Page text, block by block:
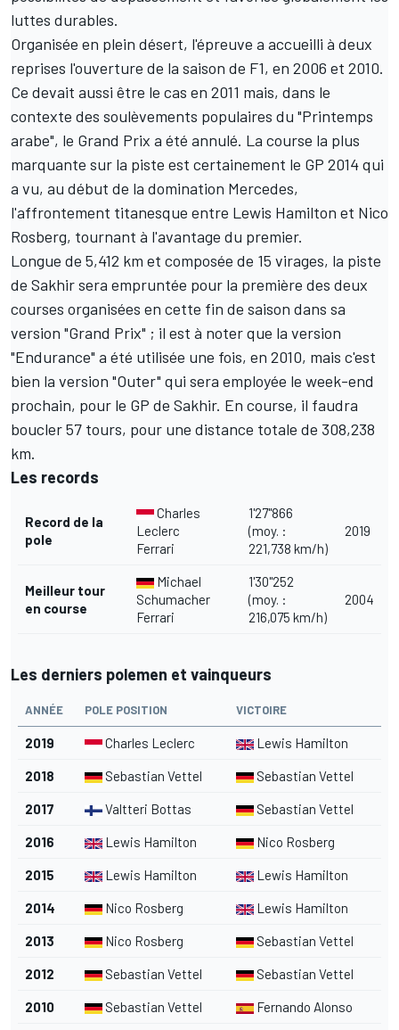
luttes durables.
Organisée en plein désert, l'épreuve a accueilli à deux
reprises l'ouverture de la saison de F1, en 2006 et 2010.
Ce devait aussi être le cas en 2011 mais, dans le
contexte des soulèvements populaires du "Printemps
arabe", le Grand Prix a été annulé. La course la plus
marquante sur la piste est certainement le GP 2014 qui
a vu, au début de la domination Mercedes,
l'affrontement titanesque entre Lewis Hamilton et Nico
Rosberg, tournant à l'avantage du premier.
Longue de 5,412 km et composée de 15 virages, la piste
de Sakhir sera empruntée pour la première des deux
courses organisées en cette fin de saison dans sa
version "Grand Prix" ; il est à noter que la version
"Endurance" a été utilisée une fois, en 2010, mais c'est
bien la version "Outer" qui sera employée le week-end
prochain, pour le GP de Sakhir. En course, il faudra
boucler 57 tours, pour une distance totale de 308,238
km.
Les records
Record de la
pole
Charles
Leclerc
Ferrari
1'27"866
(moy. :
221,738 km/h)
2019
Meilleur tour
en course
Michael
Schumacher
Ferrari
1'30"252
(moy. :
216,075 km/h)
2004
Les derniers polemen et vainqueurs
ANNÉE POLE POSITION VICTOIRE
2019 Charles Leclerc Lewis Hamilton
2018 Sebastian Vettel Sebastian Vettel
2017 Valtteri Bottas Sebastian Vettel
2016 Lewis Hamilton Nico Rosberg
2015 Lewis Hamilton Lewis Hamilton
2014 Nico Rosberg Lewis Hamilton
2013 Nico Rosberg Sebastian Vettel
2012 Sebastian Vettel Sebastian Vettel
2010 Sebastian Vettel Fernando Alonso